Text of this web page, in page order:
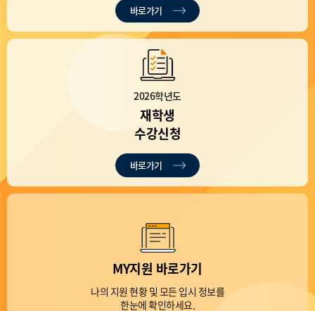
바로가기
2026학년도
재학생
수강신청
바로가기
MY지원 바로가기
나의 지원 현황 및 모든 입시 정보를
한눈에 확인하세요.